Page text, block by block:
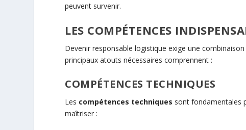
peuvent survenir.
LES COMPÉTENCES
Devenir responsable logistique exige une
principaux atouts nécessaires comprennent :
COMPÉTENCES TECHNIQUES
Les compétences techniques sont fondamentales
maîtriser :